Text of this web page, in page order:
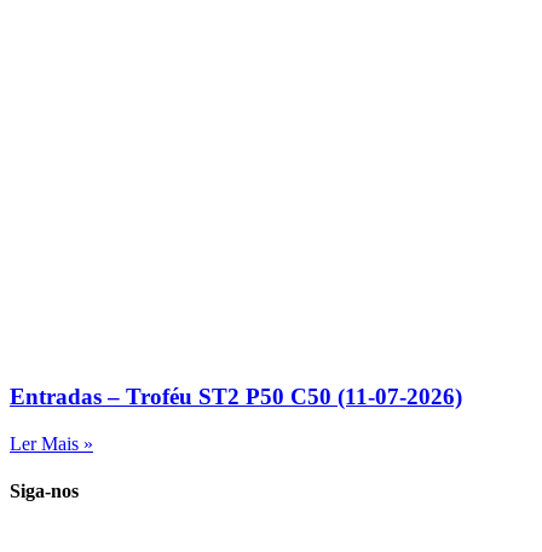
Entradas – Troféu ST2 P50 C50 (11-07-2026)
Ler Mais »
Siga-nos